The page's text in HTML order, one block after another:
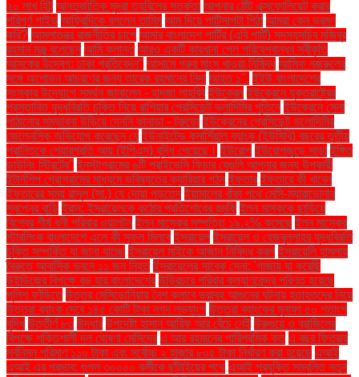
২০ লাখ হিট আন্তর্জাতিক মুদ্রা তহবিলের সতর্কতা আপনার ঠোঁট এক্সফোলিয়েট করার
পরিপূর্ণ গাইড আফ্রিদিকে বললেন তামিম আম দিয়ে পাটিসাপটা পিঠা আমরা কেন ভ্রমণ
করি? আমলাতন্ত্র রাজনীতির চাপে আমার বাংলাদেশ পার্টির (এবি পার্টি) সদস্যসচিব মজিবুর
রহমান মঞ্জু বলেছেন আমি ক্লান্ত আরও একটি কারখানা পেল পরিবেশবান্ধব স্বীকৃতি
আসকের উদ্বেগ: ঢাকা প্রতিবেদন" আসামে গরুর মাংস খাওয়া নিষিদ্ধ আসিফ নজরুলের
সঙ্গে অশোভন আচরণের জন্য তারেক রহমানের নিন্দা আহত ১". ইইউ বাংলাদেশের
সংস্কার উদ্যোগে সমর্থন জানালেন - হাদজা লাহবিব ইউক্রেন ইউক্রেনে যুক্তরাষ্ট্রের
প্রস্তাবিত যুদ্ধবিরতি চুক্তি নিয়ে রাশিয়ার প্রেসিডেন্ট ভ্লাদিমির পুতিনে ইউক্রেনে সেনা
পাঠানোর সম্ভাবনা উড়িয়ে দেননি কানাডা - ট্রুডো ইউক্রেনের প্রেসিডেন্ট ভলোদিমির
জেলেনস্কি অভিযোগ করেছেন যে ইউনাইটেড কমার্শিয়াল ব্যাংক (ইউসিবি) বছরের তৃতীয়
প্রান্তিকে শেয়ারপ্রতি আয় (ইপিএস) বৃদ্ধি পেয়েছে। ইউরোপ ইউরোপজুড়ে সাড়া ইঙ্গিত
ডাউনিং স্ট্রিটের" ইনস্টাগ্রামের ৬টি প্রাইভেসি ফিচার যেগুলি আপনার জন্য উপকারী
ইন্টার্নশিপ প্রোগ্রামের মাধ্যমে ভবিষ্যতের ক্যারিয়ার গঠন ইফতার ইফতারে কী খাবেন
ইফতারের সময় রাসুল (সা.) যে দোয়া পড়তেন ইয়ামালের বাঁকা পথে মেসি-ম্যারাডোনার
স্বপ্নের বাড়ি ইরান: ইসরায়েলকে কঠোর প্রতিশোধের হুমকি ইলন মাস্ককে ছাড়িয়ে
বিশ্বের শীর্ষ ধনী পরিবার ওয়ালটন ইলন মাস্কের সম্পত্তি ১৯.২% কমেছে ইলন মাস্কের
স্টারলিংক বাংলাদেশে এলে কী সুফল মিলবে ইসরায়েল ইসরায়েল ও হেজবুল্লাহর যুদ্ধবিরতি
চুক্তি সম্পর্কিত যা জানা যাচ্ছে ইসরায়েল মাইকে আজান নিষিদ্ধ করল ইসরায়েলি হামলায়
বৈরুতে আবাসিক ভবনে ১১ জন নিহত ইসরায়েলের সাবেক সেনা: 'গাজায় যা করেছি
উইন্ডিজের বিপক্ষে বড় হার বাংলাদেশের উড়িরচরে পরিবার কল্যাণকেন্দ্র পরিণত হয়েছে
পুলিশ ফাঁড়িতে উত্তর মেসিডোনিয়ায় নৈশ ক্লাবে ভয়াবহ আগুনের ঘটনায় হতাহতদের নিয়ে
উত্তরা ব্যাংক দেবে ১৪৫ কোটি টাকা নগদ লভ্যাংশ উত্তরা ব্যাংকের মুনাফা ৫০ শতাংশ
বৃদ্ধি উত্তীর্ণ ৮৩ উদ্ধার উপদেষ্টা হাসান আরিফ আর বেঁচে নেই উরুগুয়ে ও ব্রাজিলের
বিপক্ষে শক্তিশালী দল ঘোষণা মেসিদের এ আর রহমানের পারিশ্রমিক কত এ বছর ফিতরার
সর্বনিম্ন পরিমাণ ১১০ টাকা এবং সর্বোচ্চ ২ হাজার ৮০৫ টাকা নির্ধারণ করা হয়েছে এআই
এআই এর প্রভাব: গুগল ৩০০০০ কর্মীকে ছাঁটাইয়ের পথে এআই প্রযুক্তি সম্বলিত নতুন